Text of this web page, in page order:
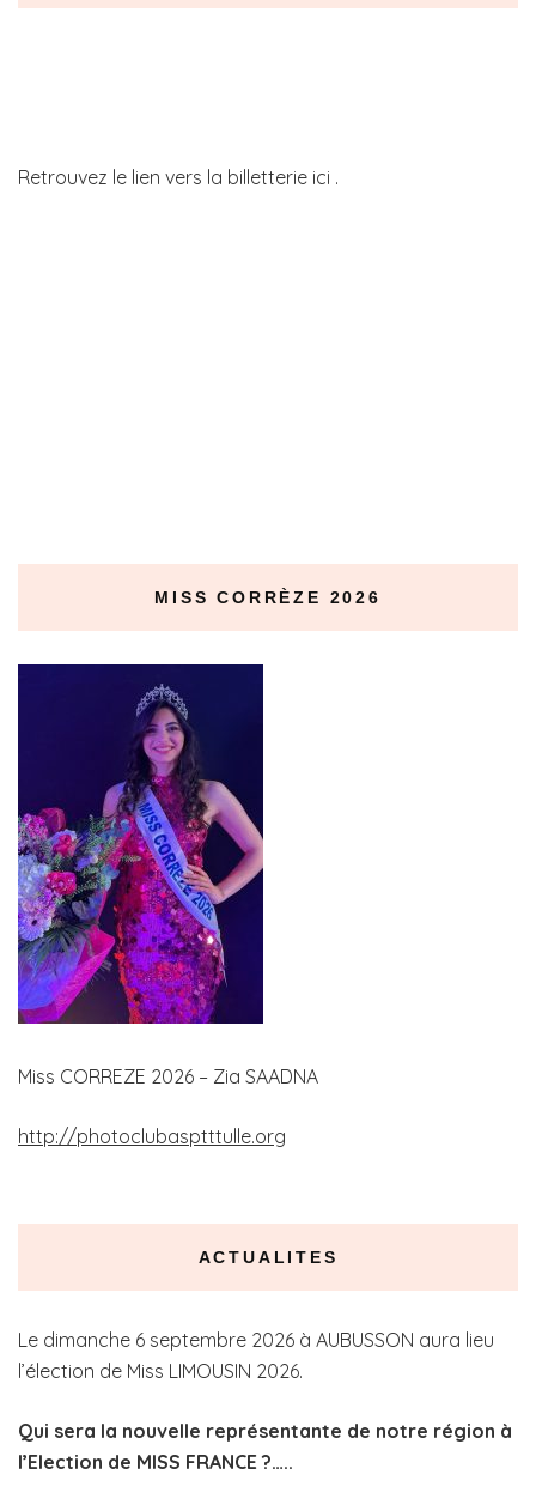
Retrouvez le lien vers la billetterie ici .
MISS CORRÈZE 2026
Miss CORREZE 2026 – Zia SAADNA
http://photoclubasptttulle.org
ACTUALITES
Le dimanche 6 septembre 2026 à AUBUSSON aura lieu
l’élection de Miss LIMOUSIN 2026.
Qui sera la nouvelle représentante de notre région à
l’Election de MISS FRANCE ?…..